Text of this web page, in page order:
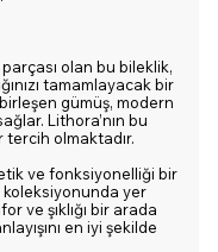
olan bu bileklik,
tamamlayacak bir
gümüş, modern
Lithora’nın bu
olmaktadır.
ve fonksiyonelliği bir
yer
ve şıklığı bir arada
en iyi şekilde